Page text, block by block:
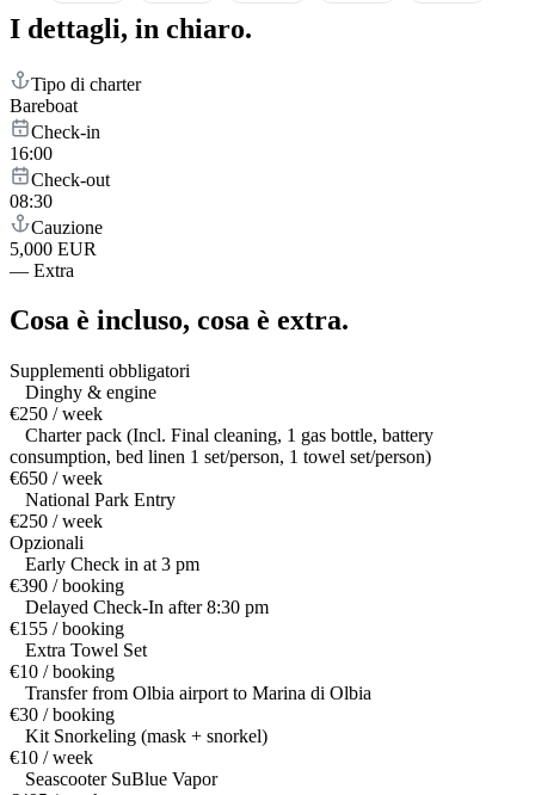
I dettagli, in chiaro.
Tipo di charter
Bareboat
Check-in
16:00
Check-out
08:30
Cauzione
5,000 EUR
— Extra
Cosa è incluso, cosa è extra.
Supplementi obbligatori
Dinghy & engine
€250 / week
Charter pack (Incl. Final cleaning, 1 gas bottle, battery
consumption, bed linen 1 set/person, 1 towel set/person)
€650 / week
National Park Entry
€250 / week
Opzionali
Early Check in at 3 pm
€390 / booking
Delayed Check-In after 8:30 pm
€155 / booking
Extra Towel Set
€10 / booking
Transfer from Olbia airport to Marina di Olbia
€30 / booking
Kit Snorkeling (mask + snorkel)
€10 / week
Seascooter SuBlue Vapor